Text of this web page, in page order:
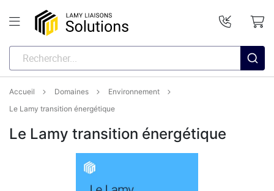
Accueil Domaines
Environnement
Le Lamy transition énergétique
Le Lamy transition énergétique